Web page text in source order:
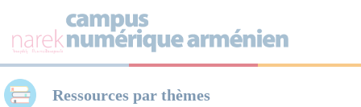
Ressources par thèmes